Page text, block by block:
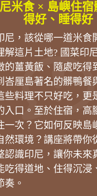
米食 × 島嶼住宿
得好、睡得好
尼，該從哪一道米食
解這片土地? 國菜印
的薑黃飯、隨處吃得
峇厘島著名的髒鴨餐
些料理不只好吃，更
入口。至於住宿，高
一次？它如何反映島
然環境？講座將帶你
認識印尼，讓你未來
吃得道地、住得沉浸
奏。